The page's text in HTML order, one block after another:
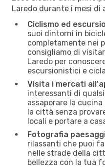
Laredo durante i mesi di
Ciclismo ed
suoi dintorni in
completamente nei
consigliamo di
Laredo per
escursionistici e
Visita i mercati
interessanti di
assaporare la
la città senza
locali e portare a
Fotografia
rilassanti che puoi
nelle strade della
bellezza con la tua